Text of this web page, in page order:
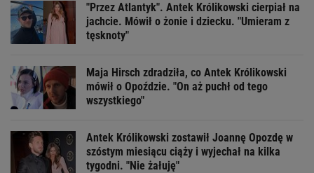
"Przez Atlantyk". Antek Królikowski cierpiał na
jachcie. Mówił o żonie i dziecku. "Umieram z
tęsknoty"
Maja Hirsch zdradziła, co Antek Królikowski
mówił o Opoździe. "On aż puchł od tego
wszystkiego"
Antek Królikowski zostawił Joannę Opozdę w
szóstym miesiącu ciąży i wyjechał na kilka
tygodni. "Nie żałuję"